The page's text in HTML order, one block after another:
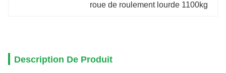
roue de roulement lourde 1100kg
Description De Produit